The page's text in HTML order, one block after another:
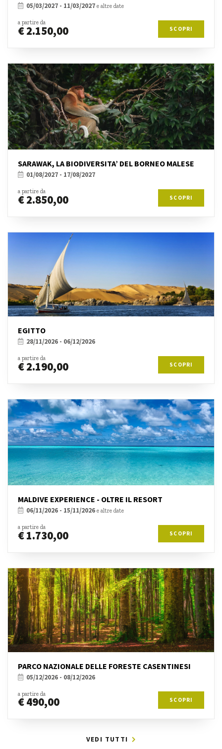
05/03/2027 - 11/03/2027e altre date
a partire da
€ 2.150,00 SCOPRI
SARAWAK, LA BIODIVERSITA’ DEL BORNEO MALESE
01/08/2027 - 17/08/2027
a partire da
€ 2.850,00 SCOPRI
EGITTO
28/11/2026 - 06/12/2026
a partire da
€ 2.190,00 SCOPRI
MALDIVE EXPERIENCE - OLTRE IL RESORT
06/11/2026 - 15/11/2026e altre date
a partire da
€ 1.730,00 SCOPRI
PARCO NAZIONALE DELLE FORESTE CASENTINESI
05/12/2026 - 08/12/2026
a partire da
€ 490,00 SCOPRI
VEDI TUTTI